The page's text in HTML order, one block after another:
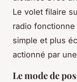
Le volet filaire
radio
simple et plus
actionné par
Le mode de